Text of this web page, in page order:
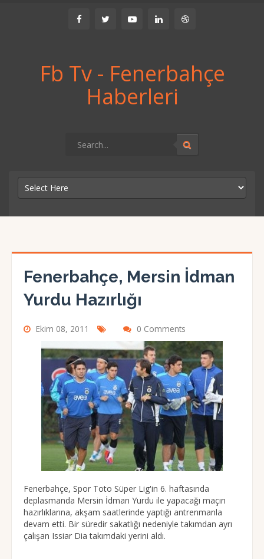
Fb Tv - Fenerbahçe
Haberleri
Fenerbahçe, Mersin İdman
Yurdu Hazırlığı
Ekim 08, 2011 0 Comments
Fenerbahçe, Spor Toto Süper Lig'in 6. haftasında
deplasmanda Mersin İdman Yurdu ile yapacağı maçın
hazırlıklarına, akşam saatlerinde yaptığı antrenmanla
devam etti. Bir süredir sakatlığı nedeniyle takımdan ayrı
çalışan Issiar Dia takımdaki yerini aldı.